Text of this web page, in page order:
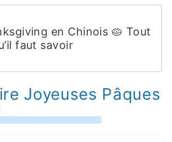
en Chinois 🥧 Tout
faut savoir
Joyeuses Pâques